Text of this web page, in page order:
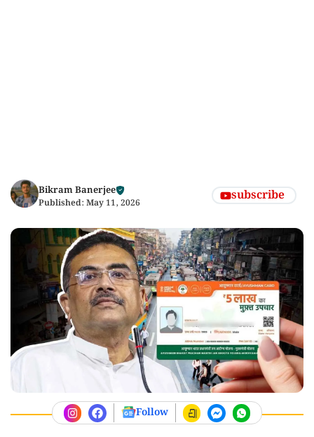
Bikram Banerjee
Published: May 11, 2026 subscribe
Follow